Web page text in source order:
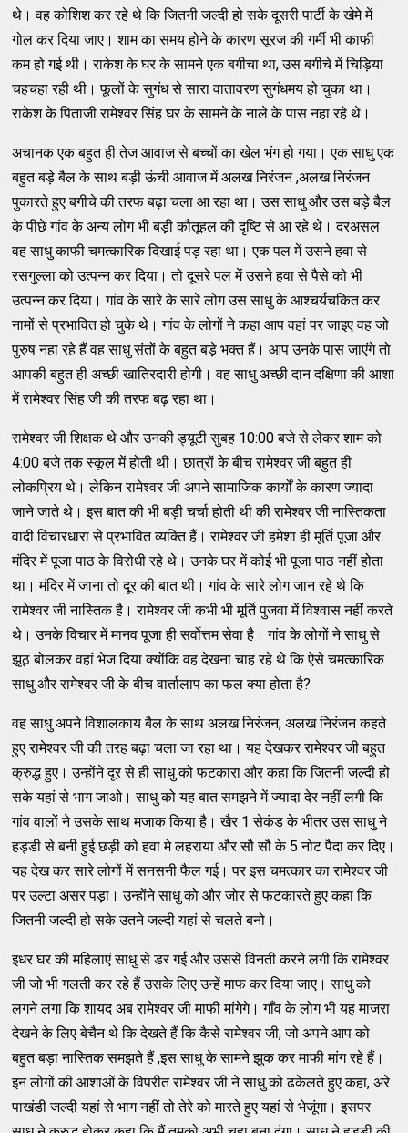
थे। वह कोशिश कर रहे थे कि जितनी जल्दी हो सके दूसरी पार्टी के खेमे में
गोल कर दिया जाए। शाम का समय होने के कारण सूरज की गर्मी भी काफी
कम हो गई थी। राकेश के घर के सामने एक बगीचा था, उस बगीचे में चिड़िया
चहचहा रही थी। फूलों के सुगंध से सारा वातावरण सुगंधमय हो चुका था।
राकेश के पिताजी रामेश्वर सिंह घर के सामने के नाले के पास नहा रहे थे।
अचानक एक बहुत ही तेज आवाज से बच्चों का खेल भंग हो गया। एक साधु एक
बहुत बड़े बैल के साथ बड़ी ऊंची आवाज में अलख निरंजन ,अलख निरंजन
पुकारते हुए बगीचे की तरफ बढ़ा चला आ रहा था। उस साधु और उस बड़े बैल
के पीछे गांव के अन्य लोग भी बड़ी कौतूहल की दृष्टि से आ रहे थे। दरअसल
वह साधु काफी चमत्कारिक दिखाई पड़ रहा था। एक पल में उसने हवा से
रसगुल्ला को उत्पन्न कर दिया। तो दूसरे पल में उसने हवा से पैसे को भी
उत्पन्न कर दिया। गांव के सारे के सारे लोग उस साधु के आश्चर्यचकित कर
नामों से प्रभावित हो चुके थे। गांव के लोगों ने कहा आप वहां पर जाइए वह जो
पुरुष नहा रहे हैं वह साधु संतों के बहुत बड़े भक्त हैं। आप उनके पास जाएंगे तो
आपकी बहुत ही अच्छी खातिरदारी होगी। वह साधु अच्छी दान दक्षिणा की आशा
में रामेश्वर सिंह जी की तरफ बढ़ रहा था।
रामेश्वर जी शिक्षक थे और उनकी ड्यूटी सुबह 10:00 बजे से लेकर शाम को
4:00 बजे तक स्कूल में होती थी। छात्रों के बीच रामेश्वर जी बहुत ही
लोकप्रिय थे। लेकिन रामेश्वर जी अपने सामाजिक कार्यों के कारण ज्यादा
जाने जाते थे। इस बात की भी बड़ी चर्चा होती थी की रामेश्वर जी नास्तिकता
वादी विचारधारा से प्रभावित व्यक्ति हैं। रामेश्वर जी हमेशा ही मूर्ति पूजा और
मंदिर में पूजा पाठ के विरोधी रहे थे। उनके घर में कोई भी पूजा पाठ नहीं होता
था। मंदिर में जाना तो दूर की बात थी। गांव के सारे लोग जान रहे थे कि
रामेश्वर जी नास्तिक है। रामेश्वर जी कभी भी मूर्ति पुजवा में विश्वास नहीं करते
थे। उनके विचार में मानव पूजा ही सर्वोत्तम सेवा है। गांव के लोगों ने साधु से
झूठ बोलकर वहां भेज दिया क्योंकि वह देखना चाह रहे थे कि ऐसे चमत्कारिक
साधु और रामेश्वर जी के बीच वार्तालाप का फल क्या होता है?
वह साधु अपने विशालकाय बैल के साथ अलख निरंजन, अलख निरंजन कहते
हुए रामेश्वर जी की तरह बढ़ा चला जा रहा था। यह देखकर रामेश्वर जी बहुत
क्रुद्ध हुए। उन्होंने दूर से ही साधु को फटकारा और कहा कि जितनी जल्दी हो
सके यहां से भाग जाओ। साधु को यह बात समझने में ज्यादा देर नहीं लगी कि
गांव वालों ने उसके साथ मजाक किया है। खैर 1 सेकंड के भीतर उस साधु ने
हड्डी से बनी हुई छड़ी को हवा मे लहराया और सौ सौ के 5 नोट पैदा कर दिए।
यह देख कर सारे लोगों में सनसनी फैल गई। पर इस चमत्कार का रामेश्वर जी
पर उल्टा असर पड़ा। उन्होंने साधु को और जोर से फटकारते हुए कहा कि
जितनी जल्दी हो सके उतने जल्दी यहां से चलते बनो।
इधर घर की महिलाएं साधु से डर गई और उससे विनती करने लगी कि रामेश्वर
जी जो भी गलती कर रहे हैं उसके लिए उन्हें माफ कर दिया जाए। साधु को
लगने लगा कि शायद अब रामेश्वर जी माफी मांगेगे। गाँव के लोग भी यह माजरा
देखने के लिए बेचैन थे कि देखते हैं कि कैसे रामेश्वर जी, जो अपने आप को
बहुत बड़ा नास्तिक समझते हैं ,इस साधु के सामने झुक कर माफी मांग रहे हैं।
इन लोगों की आशाओं के विपरीत रामेश्वर जी ने साधु को ढकेलते हुए कहा, अरे
पाखंडी जल्दी यहां से भाग नहीं तो तेरे को मारते हुए यहां से भेजूंगा। इसपर